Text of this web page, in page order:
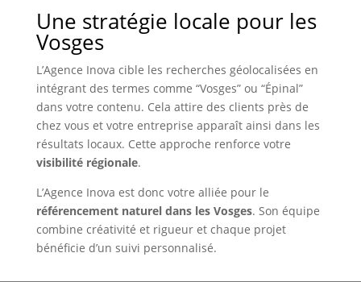
Une stratégie locale pour les
Vosges
L’Agence Inova cible les recherches géolocalisées en
intégrant des termes comme “Vosges” ou “Épinal”
dans votre contenu. Cela attire des clients près de
chez vous et votre entreprise apparaît ainsi dans les
résultats locaux. Cette approche renforce votre
visibilité régionale.
L’Agence Inova est donc votre alliée pour le
référencement naturel dans les Vosges. Son équipe
combine créativité et rigueur et chaque projet
bénéficie d’un suivi personnalisé.